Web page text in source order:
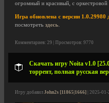
огромный и красивый, с оркестровой
Игра обновлена с версии 1.0.29980
посмотреть здесь
Комментариев: 29 | Просмотров: 9770
Скачать игру Noita v1.0
торрент, полная русская
Игру добавил John2s [11865|1666] | 2025-01-